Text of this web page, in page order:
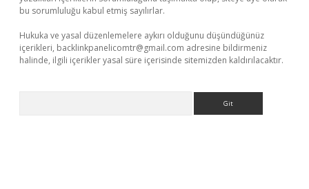
bu sorumluluğu kabul etmiş sayılırlar.
Hukuka ve yasal düzenlemelere aykırı olduğunu düşündüğünüz
içerikleri, backlinkpanelicomtr@gmail.com adresine bildirmeniz
halinde, ilgili içerikler yasal süre içerisinde sitemizden kaldırılacaktır.